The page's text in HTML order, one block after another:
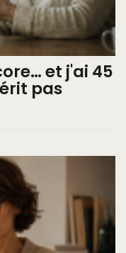
et j'ai 45
pas